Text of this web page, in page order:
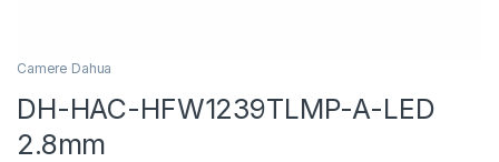
Camere Dahua
DH-HAC-HFW1239TLMP-A-LED
2.8mm